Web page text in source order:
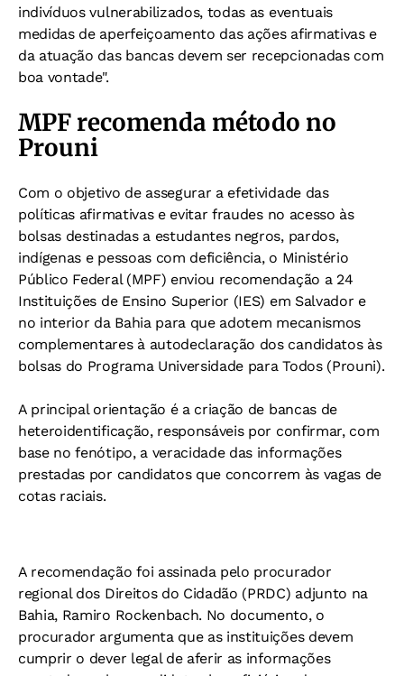
indivíduos vulnerabilizados, todas as eventuais
medidas de aperfeiçoamento das ações afirmativas e
da atuação das bancas devem ser recepcionadas com
boa vontade".
MPF recomenda método no
Prouni
Com o objetivo de assegurar a efetividade das
políticas afirmativas e evitar fraudes no acesso às
bolsas destinadas a estudantes negros, pardos,
indígenas e pessoas com deficiência, o Ministério
Público Federal (MPF) enviou recomendação a 24
Instituições de Ensino Superior (IES) em Salvador e
no interior da Bahia para que adotem mecanismos
complementares à autodeclaração dos candidatos às
bolsas do Programa Universidade para Todos (Prouni).
A principal orientação é a criação de bancas de
heteroidentificação, responsáveis por confirmar, com
base no fenótipo, a veracidade das informações
prestadas por candidatos que concorrem às vagas de
cotas raciais.
A recomendação foi assinada pelo procurador
regional dos Direitos do Cidadão (PRDC) adjunto na
Bahia, Ramiro Rockenbach. No documento, o
procurador argumenta que as instituições devem
cumprir o dever legal de aferir as informações